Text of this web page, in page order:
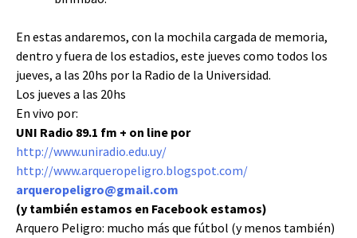
En estas andaremos, con la mochila cargada de memoria,
dentro y fuera de los estadios, este jueves como todos los
jueves, a las 20hs por la Radio de la Universidad.
Los jueves a las 20hs
En vivo por:
UNI Radio 89.1 fm + on line por
http://www.uniradio.edu.uy/
http://www.arqueropeligro.blogspot.com/
arqueropeligro@gmail.com
(y también estamos en Facebook estamos)
Arquero Peligro: mucho más que fútbol (y menos también)